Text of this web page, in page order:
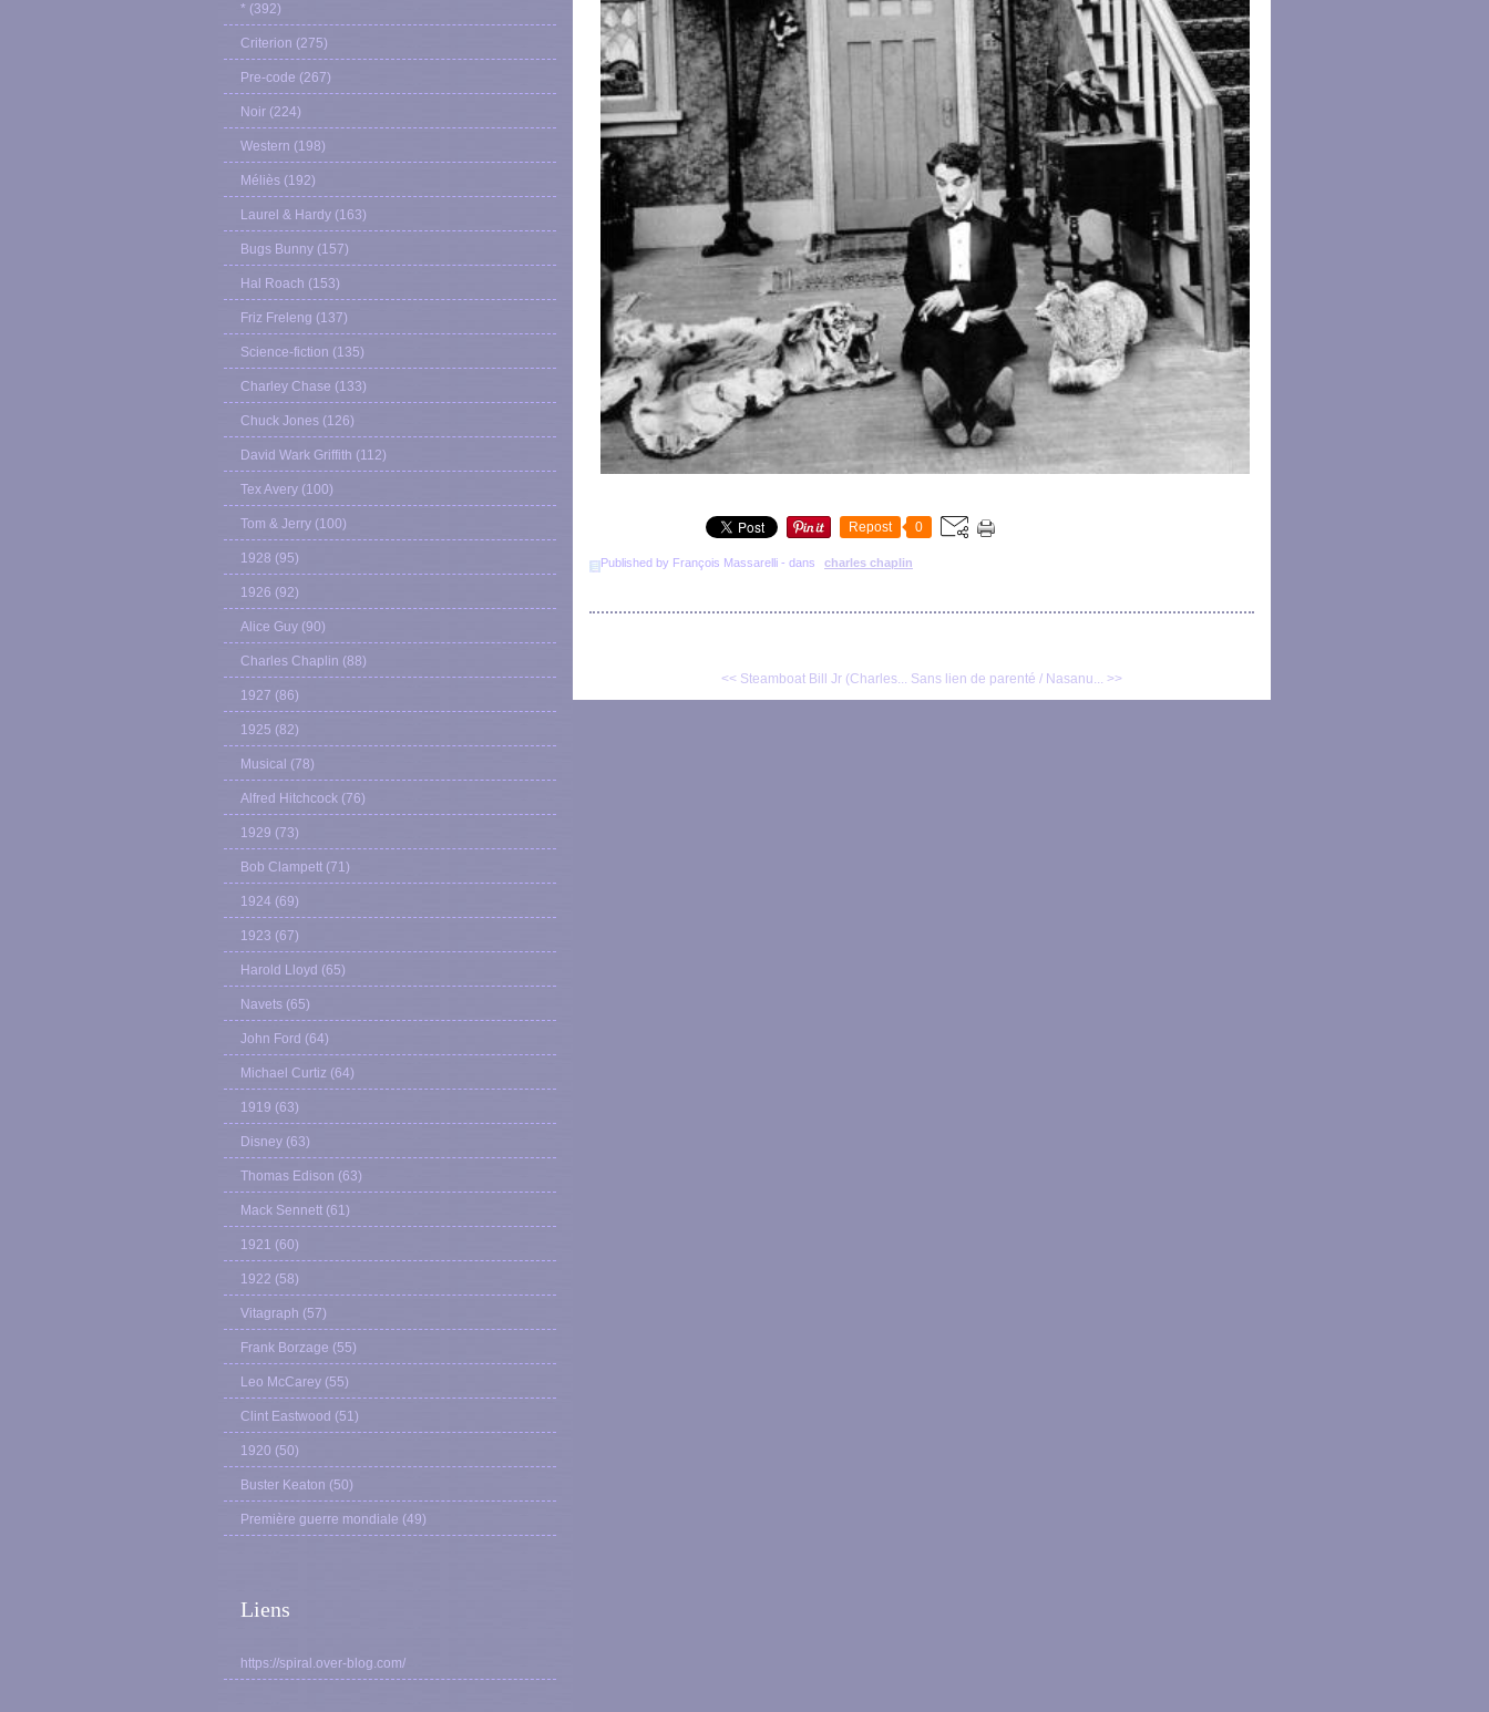
* (392)
Criterion (275)
Pre-code (267)
Noir (224)
Western (198)
Méliès (192)
Laurel & Hardy (163)
Bugs Bunny (157)
Hal Roach (153)
Friz Freleng (137)
Science-fiction (135)
Charley Chase (133)
Chuck Jones (126)
David Wark Griffith (112)
Tex Avery (100)
Tom & Jerry (100)
1928 (95)
1926 (92)
Alice Guy (90)
Charles Chaplin (88)
1927 (86)
1925 (82)
Musical (78)
Alfred Hitchcock (76)
1929 (73)
Bob Clampett (71)
1924 (69)
1923 (67)
Harold Lloyd (65)
Navets (65)
John Ford (64)
Michael Curtiz (64)
1919 (63)
Disney (63)
Thomas Edison (63)
Mack Sennett (61)
1921 (60)
1922 (58)
Vitagraph (57)
Frank Borzage (55)
Leo McCarey (55)
Clint Eastwood (51)
1920 (50)
Buster Keaton (50)
Première guerre mondiale (49)
Liens
https://spiral.over-blog.com/
Repost 0
Published by François Massarelli - dans charles chaplin
<< Steamboat Bill Jr (Charles... Sans lien de parenté / Nasanu... >>